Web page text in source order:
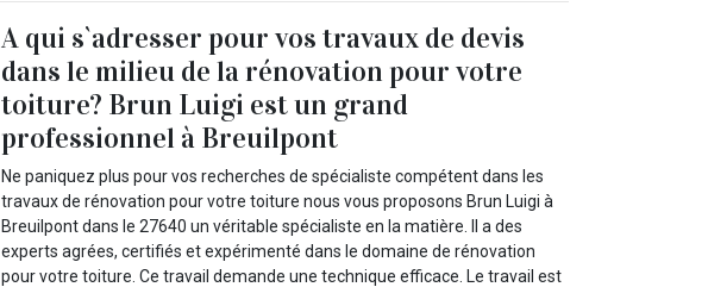
A qui s`adresser pour vos travaux de devis
dans le milieu de la rénovation pour votre
toiture? Brun Luigi est un grand
professionnel à Breuilpont
Ne paniquez plus pour vos recherches de spécialiste compétent dans les
travaux de rénovation pour votre toiture nous vous proposons Brun Luigi à
Breuilpont dans le 27640 un véritable spécialiste en la matière. Il a des
experts agrées, certifiés et expérimenté dans le domaine de rénovation
pour votre toiture. Ce travail demande une technique efficace. Le travail est